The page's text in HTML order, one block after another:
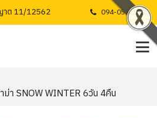
าต 11/12562 094-053-1725
ม่า SNOW WINTER 6วัน 4คืน